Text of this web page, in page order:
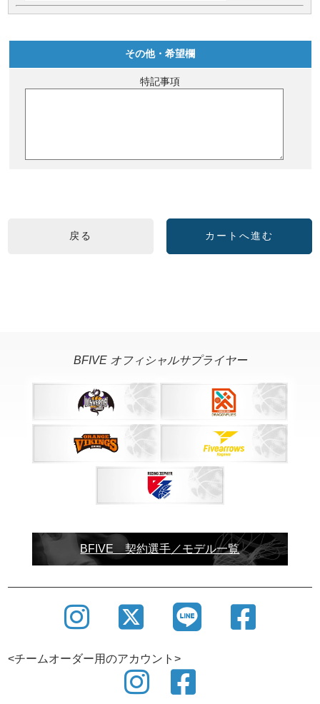
その他・希望欄
特記事項
BFIVE オフィシャルサプライヤー
BFIVE 契約選手／モデル一覧
<チームオーダー用のアカウント>